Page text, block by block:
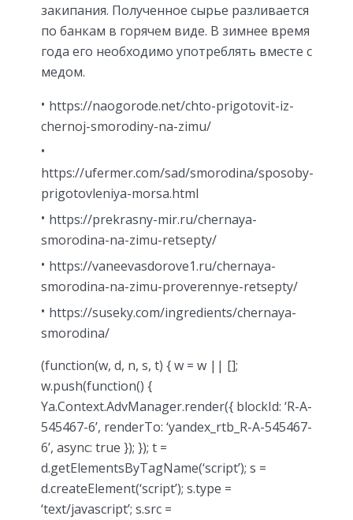
закипания. Полученное сырье разливается
по банкам в горячем виде. В зимнее время
года его необходимо употреблять вместе с
медом.
https://naogorode.net/chto-prigotovit-iz-
chernoj-smorodiny-na-zimu/
https://ufermer.com/sad/smorodina/sposoby-
prigotovleniya-morsa.html
https://prekrasny-mir.ru/chernaya-
smorodina-na-zimu-retsepty/
https://vaneevasdorove1.ru/chernaya-
smorodina-na-zimu-proverennye-retsepty/
https://suseky.com/ingredients/chernaya-
smorodina/
(function(w, d, n, s, t) { w = w || [];
w.push(function() {
Ya.Context.AdvManager.render({ blockId: ‘R-A-
545467-6’, renderTo: ‘yandex_rtb_R-A-545467-
6’, async: true }); }); t =
d.getElementsByTagName(‘script’); s =
d.createElement(‘script’); s.type =
‘text/javascript’; s.src =